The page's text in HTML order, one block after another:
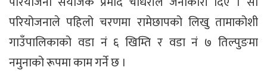
परियोजनाले पहिलो चरणमा रामेछापको लिखु तामाकोशी
गाउँपालिकाको वडा नं ६ खिम्ति र वडा नं ७ तिल्पुङमा
नमुनाको रूपमा काम गर्ने छ ।